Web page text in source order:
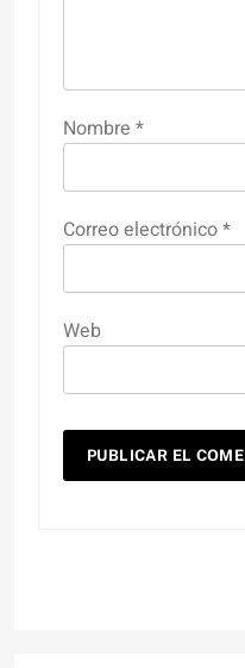
Nombre *
Correo electrónico*
Web